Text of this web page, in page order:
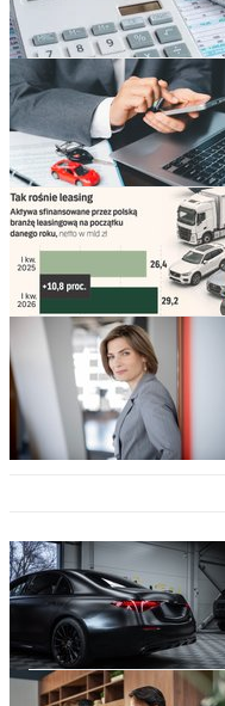
BIZNES
Kiedy
RAPORTY
MATERIAŁ
BIZNES
PODATKI,